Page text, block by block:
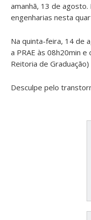
amanhã, 13 de
engenharias nesta
Na quinta-feira, 14 de
a PRAE às 08h20min e
Reitoria de
Desculpe pelo